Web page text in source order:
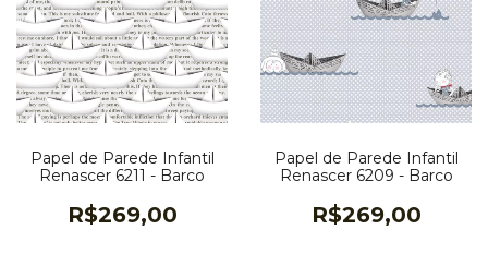
Papel de Parede Infantil
Renascer 6211 - Barco
R$269,00
Papel de Parede Infantil
Renascer 6209 - Barco
R$269,00